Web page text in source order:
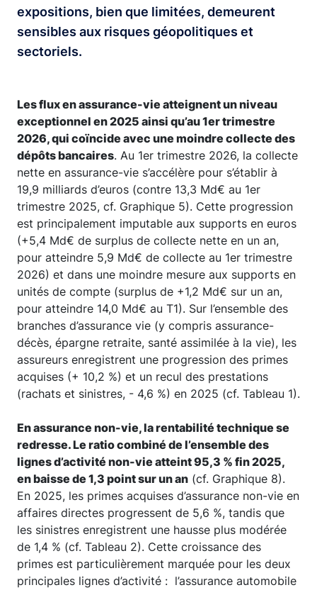
expositions, bien que limitées, demeurent
sensibles aux risques géopolitiques et
sectoriels.
Les flux en assurance-vie atteignent un niveau
exceptionnel en 2025 ainsi qu’au 1er trimestre
2026, qui coïncide avec une moindre collecte des
dépôts bancaires. Au 1er trimestre 2026, la collecte
nette en assurance-vie s’accélère pour s’établir à
19,9 milliards d’euros (contre 13,3 Md€ au 1er
trimestre 2025, cf. Graphique 5). Cette progression
est principalement imputable aux supports en euros
(+5,4 Md€ de surplus de collecte nette en un an,
pour atteindre 5,9 Md€ de collecte au 1er trimestre
2026) et dans une moindre mesure aux supports en
unités de compte (surplus de +1,2 Md€ sur un an,
pour atteindre 14,0 Md€ au T1). Sur l’ensemble des
branches d’assurance vie (y compris assurance-
décès, épargne retraite, santé assimilée à la vie), les
assureurs enregistrent une progression des primes
acquises (+ 10,2 %) et un recul des prestations
(rachats et sinistres, - 4,6 %) en 2025 (cf. Tableau 1).
En assurance non-vie, la rentabilité technique se
redresse. Le ratio combiné de l’ensemble des
lignes d’activité non-vie atteint 95,3 % fin 2025,
en baisse de 1,3 point sur un an (cf. Graphique 8).
En 2025, les primes acquises d’assurance non-vie en
affaires directes progressent de 5,6 %, tandis que
les sinistres enregistrent une hausse plus modérée
de 1,4 % (cf. Tableau 2). Cette croissance des
primes est particulièrement marquée pour les deux
principales lignes d’activité : l’assurance automobile